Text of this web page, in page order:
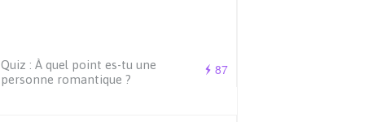
87
Quiz : À quel point es-tu une
personne romantique ?